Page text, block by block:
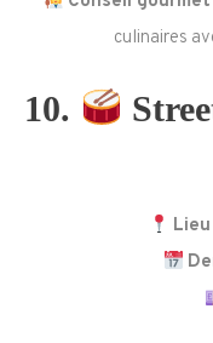
culinaires
10.